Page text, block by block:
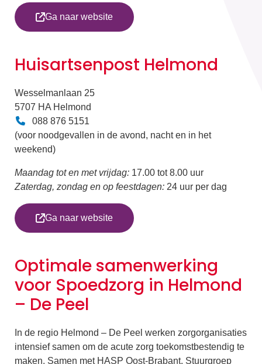
Ga naar website
Huisartsenpost Helmond
Wesselmanlaan 25
5707 HA Helmond
088 876 5151
(voor noodgevallen in de avond, nacht en in het
weekend)
Maandag tot en met vrijdag: 17.00 tot 8.00 uur
Zaterdag, zondag en op feestdagen: 24 uur per dag
Ga naar website
Optimale samenwerking
voor Spoedzorg in Helmond
– De Peel
In de regio Helmond – De Peel werken zorgorganisaties
intensief samen om de acute zorg toekomstbestendig te
maken. Samen met HASP Oost-Brabant, Stuurgroep